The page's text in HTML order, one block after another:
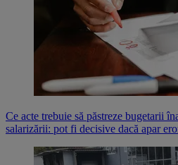
Ce acte trebuie să păstreze bugetarii
salarizării: pot fi decisive dacă apar